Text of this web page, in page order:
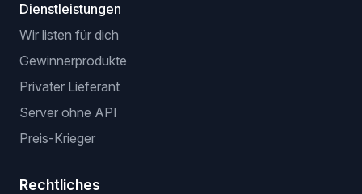
Dienstleistungen
Wir listen für dich
Gewinnerprodukte
Privater Lieferant
Server ohne API
Preis-Krieger
Rechtliches